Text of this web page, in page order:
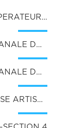
CHANTIER
BATIMENT
BATIMENT
(GEAB)